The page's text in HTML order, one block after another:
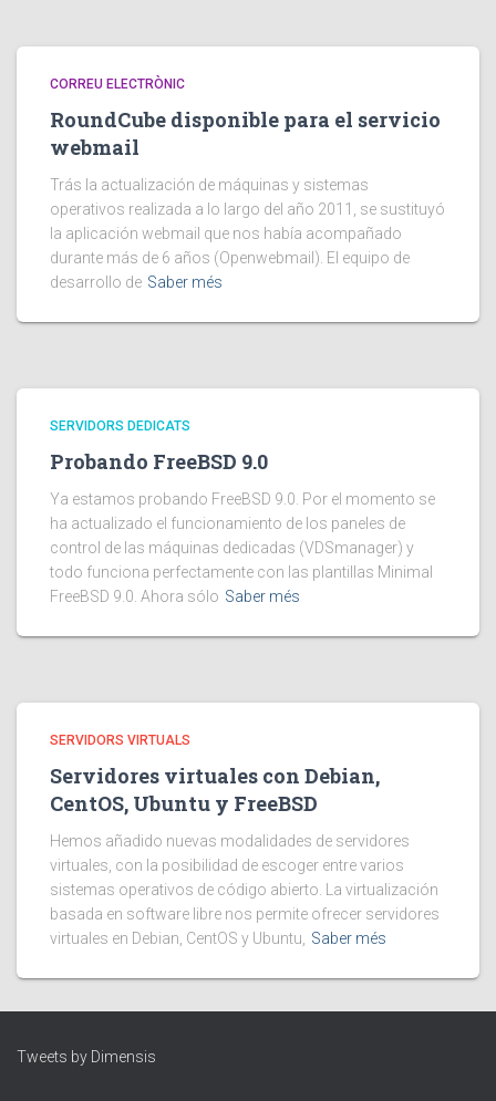
CORREU ELECTRÒNIC
RoundCube disponible para el servicio
webmail
Trás la actualización de máquinas y sistemas
operativos realizada a lo largo del año 2011, se sustituyó
la aplicación webmail que nos había acompañado
durante más de 6 años (Openwebmail). El equipo de
desarrollo de Saber més
SERVIDORS DEDICATS
Probando FreeBSD 9.0
Ya estamos probando FreeBSD 9.0. Por el momento se
ha actualizado el funcionamiento de los paneles de
control de las máquinas dedicadas (VDSmanager) y
todo funciona perfectamente con las plantillas Minimal
FreeBSD 9.0. Ahora sólo Saber més
SERVIDORS VIRTUALS
Servidores virtuales con Debian,
CentOS, Ubuntu y FreeBSD
Hemos añadido nuevas modalidades de servidores
virtuales, con la posibilidad de escoger entre varios
sistemas operativos de código abierto. La virtualización
basada en software libre nos permite ofrecer servidores
virtuales en Debian, CentOS y Ubuntu, Saber més
Tweets by Dimensis